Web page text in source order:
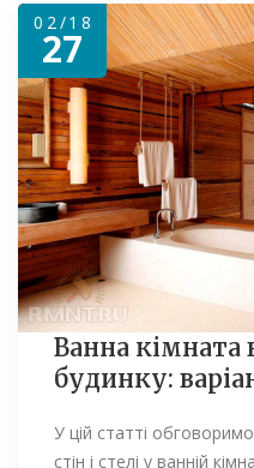
02/18
27
Ванна кімната
будинку:
У цій статті
стін і стелі у ванній